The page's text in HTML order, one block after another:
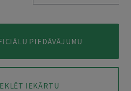
PIEDĀVĀJUMU
IEKĀRTU